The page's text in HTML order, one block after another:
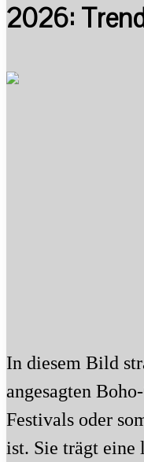
2026:
In diesem Bild
angesagten
Festivals oder
ist. Sie trägt eine